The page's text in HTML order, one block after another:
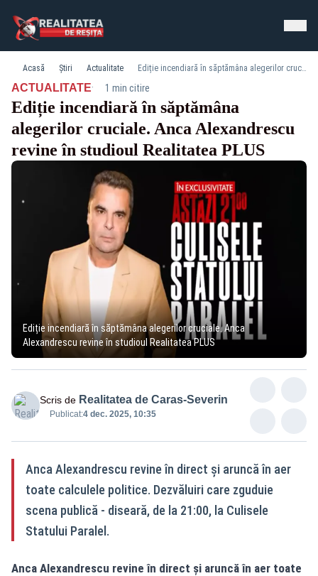
Acasă Știri Actualitate Ediție incendiară în săptămâna alegerilor cruciale. Anca Alexandrescu revine în studioul Realitatea PLUS
ACTUALITATE· 1 min citire
Ediție incendiară în săptămâna
alegerilor cruciale. Anca Alexandrescu
revine în studioul Realitatea PLUS
Ediție incendiară în săptămâna alegerilor cruciale. Anca
Alexandrescu revine în studioul Realitatea PLUS
Scris de Realitatea de Caras-Severin
Publicat:4 dec. 2025, 10:35
Anca Alexandrescu revine în direct și aruncă în aer
toate calculele politice. Dezvăluiri care zguduie
scena publică - diseară, de la 21:00, la Culisele
Statului Paralel.
Anca Alexandrescu revine în direct și aruncă în aer toate